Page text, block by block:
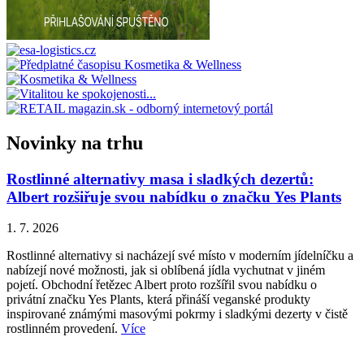
Novinky na trhu
Rostlinné alternativy masa i sladkých dezertů:
Albert rozšiřuje svou nabídku o značku Yes Plants
1. 7. 2026
Rostlinné alternativy si nacházejí své místo v moderním jídelníčku a
nabízejí nové možnosti, jak si oblíbená jídla vychutnat v jiném
pojetí. Obchodní řetězec Albert proto rozšířil svou nabídku o
privátní značku Yes Plants, která přináší veganské produkty
inspirované známými masovými pokrmy i sladkými dezerty v čistě
rostlinném provedení. Více